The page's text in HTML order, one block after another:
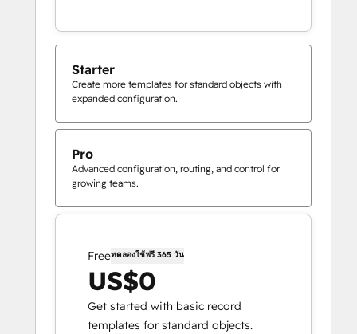
Starter
Create more templates for standard objects with
expanded configuration.
Pro
Advanced configuration, routing, and control for
growing teams.
Freeทดลองใช้ฟรี 365 วัน
US$0
Get started with basic record
templates for standard objects.